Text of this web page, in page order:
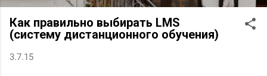
Как правильно выбирать LMS
(систему дистанционного обучения)
3.7.15